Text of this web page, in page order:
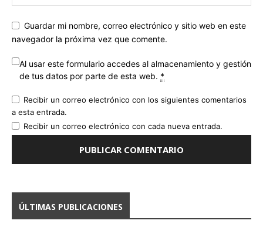
Guardar mi nombre, correo electrónico y sitio web en este
navegador la próxima vez que comente.
Al usar este formulario accedes al almacenamiento y gestión
de tus datos por parte de esta web. *
Recibir un correo electrónico con los siguientes comentarios
a esta entrada.
Recibir un correo electrónico con cada nueva entrada.
ÚLTIMAS PUBLICACIONES